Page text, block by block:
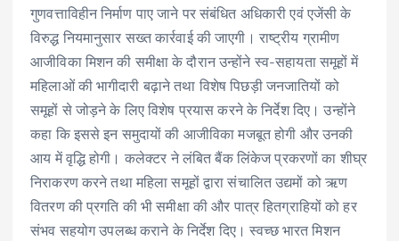
गुणवत्ताविहीन निर्माण पाए जाने पर संबंधित अधिकारी एवं एजेंसी के
विरुद्ध नियमानुसार सख्त कार्रवाई की जाएगी। राष्ट्रीय ग्रामीण
आजीविका मिशन की समीक्षा के दौरान उन्होंने स्व-सहायता समूहों में
महिलाओं की भागीदारी बढ़ाने तथा विशेष पिछड़ी जनजातियों को
समूहों से जोड़ने के लिए विशेष प्रयास करने के निर्देश दिए। उन्होंने
कहा कि इससे इन समुदायों की आजीविका मजबूत होगी और उनकी
आय में वृद्धि होगी। कलेक्टर ने लंबित बैंक लिंकेज प्रकरणों का शीघ्र
निराकरण करने तथा महिला समूहों द्वारा संचालित उद्यमों को ऋण
वितरण की प्रगति की भी समीक्षा की और पात्र हितग्राहियों को हर
संभव सहयोग उपलब्ध कराने के निर्देश दिए। स्वच्छ भारत मिशन